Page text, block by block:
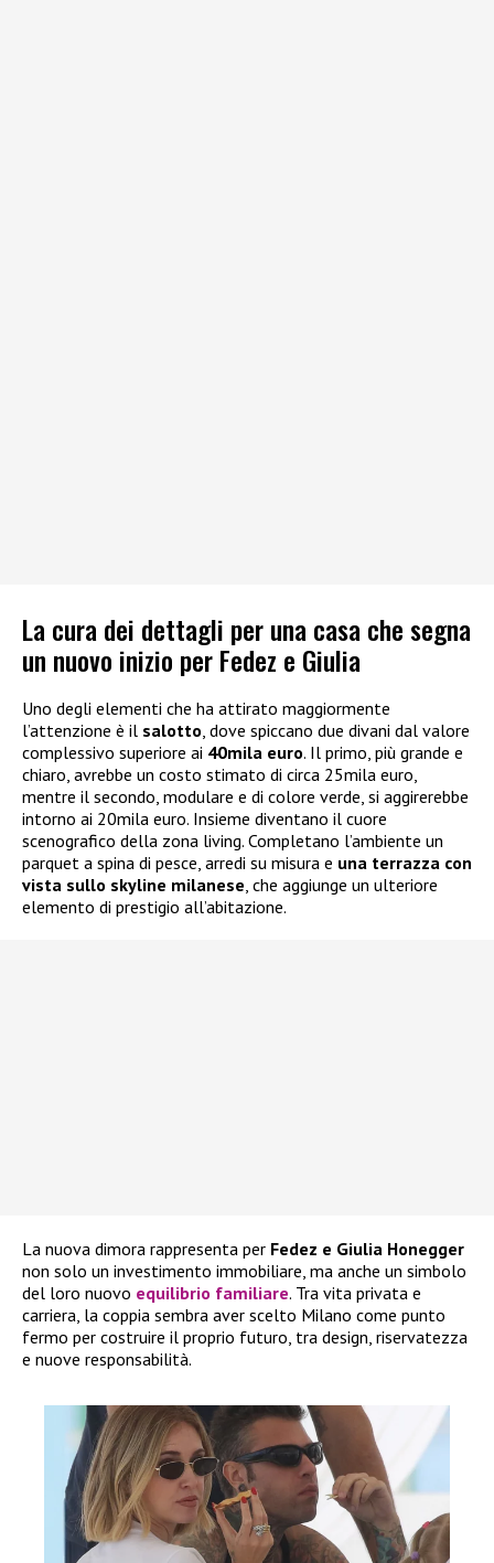
La cura dei dettagli per una casa che segna
un nuovo inizio per Fedez e Giulia
Uno degli elementi che ha attirato maggiormente
l’attenzione è il salotto, dove spiccano due divani dal valore
complessivo superiore ai 40mila euro. Il primo, più grande e
chiaro, avrebbe un costo stimato di circa 25mila euro,
mentre il secondo, modulare e di colore verde, si aggirerebbe
intorno ai 20mila euro. Insieme diventano il cuore
scenografico della zona living. Completano l’ambiente un
parquet a spina di pesce, arredi su misura e una terrazza con
vista sullo skyline milanese, che aggiunge un ulteriore
elemento di prestigio all’abitazione.
La nuova dimora rappresenta per Fedez e Giulia Honegger
non solo un investimento immobiliare, ma anche un simbolo
del loro nuovo equilibrio familiare. Tra vita privata e
carriera, la coppia sembra aver scelto Milano come punto
fermo per costruire il proprio futuro, tra design, riservatezza
e nuove responsabilità.